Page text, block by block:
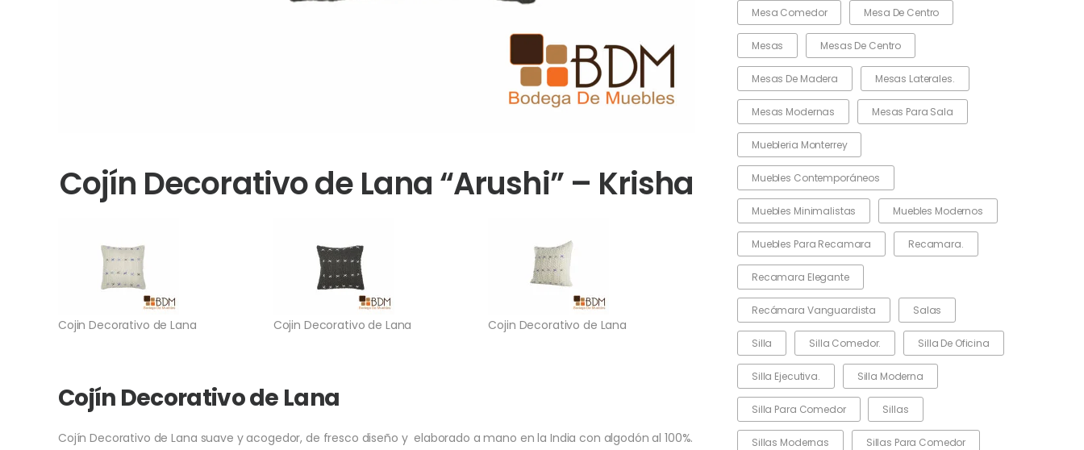
Mesa Comedor Mesa De Centro
Mesas Mesas De Centro
Mesas De Madera Mesas Laterales.
Mesas Modernas Mesas Para Sala
Muebleria Monterrey
Muebles Contemporáneos
Muebles Minimalistas Muebles Modernos
Muebles Para Recamara Recamara.
Recamara Elegante
Recámara Vanguardista Salas
Silla Silla Comedor. Silla De Oficina
Silla Ejecutiva. Silla Moderna
Silla Para Comedor Sillas
Sillas Modernas Sillas Para Comedor
Cojín Decorativo de Lana “Arushi” – Krisha
Cojin Decorativo de Lana Cojin Decorativo de Lana Cojin Decorativo de Lana
Cojín Decorativo de Lana
Cojín Decorativo de Lana suave y acogedor, de fresco diseño y elaborado a mano en la India con algodón al 100%.